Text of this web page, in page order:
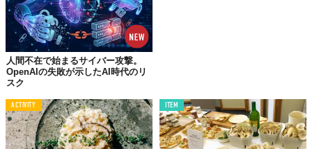
され、さらに地球に優しいプラスチックの代替品としての活用
研究されている。
「あのフニフニな食感のキノコが？」
るが、キノコに詳しい菌学者は
need.（自然は人間に必要なものすべてを与えてくれる）」
キノコでできた家......傘の部分が屋根になった、子ども向けの絵
本に登場するものとはちょっとフォルムが違うけど、なんとも夢
人間不在で始まるサイバー攻撃。
OpenAIの失敗が示したAI時代のリ
スク
ACTIVITY ITEM